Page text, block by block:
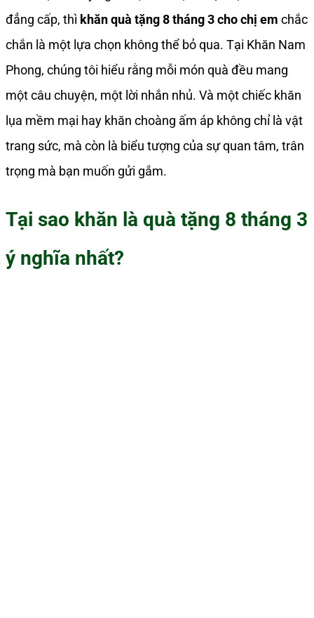
đẳng cấp, thì khăn quà tặng 8 tháng 3 cho chị em chắc
chắn là một lựa chọn không thể bỏ qua. Tại Khăn Nam
Phong, chúng tôi hiểu rằng mỗi món quà đều mang
một câu chuyện, một lời nhắn nhủ. Và một chiếc khăn
lụa mềm mại hay khăn choàng ấm áp không chỉ là vật
trang sức, mà còn là biểu tượng của sự quan tâm, trân
trọng mà bạn muốn gửi gắm.
Tại sao khăn là quà tặng 8 tháng 3
ý nghĩa nhất?